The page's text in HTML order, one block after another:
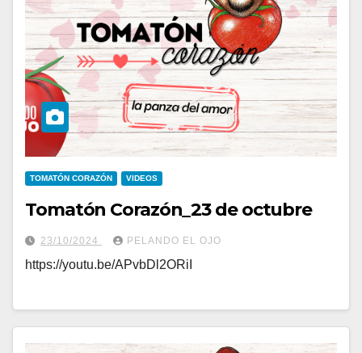
TOMATÓN CORAZÓN VIDEOS
Tomatón Corazón_23 de octubre
23/10/2024 PELANDO EL OJO
https://youtu.be/APvbDl2ORiI